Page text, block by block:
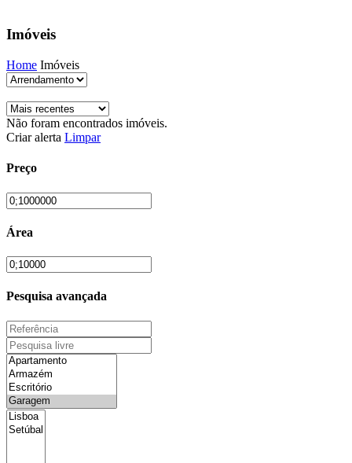
Imóveis
Home Imóveis
Não foram encontrados imóveis.
Criar alerta Limpar
Preço
Área
Pesquisa avançada